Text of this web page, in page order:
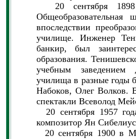
20 сентября 1898
Общеобразовательная
впоследствии
училище. Инженер
банкир, был
образования.
учебным заведением
училища в разные
Набоков, Олег Волков.
спектакли Всеволод
20 сентября 1957
композитор Ян
20 сентября 1900 в